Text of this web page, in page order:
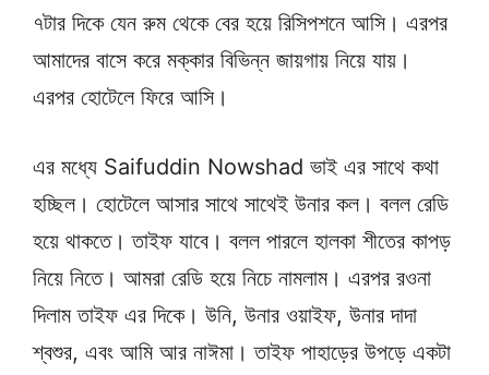
৭টার দিকে যেন রুম থেকে বের হয়ে রিসিপশনে আসি। এরপর
আমাদের বাসে করে মক্কার বিভিন্ন জায়গায় নিয়ে যায়।
এরপর হোটেলে ফিরে আসি।
এর মধ্যে Saifuddin Nowshad ভাই এর সাথে কথা
হচ্ছিল। হোটেলে আসার সাথে সাথেই উনার কল। বলল রেডি
হয়ে থাকতে। তাইফ যাবে। বলল পারলে হালকা শীতের কাপড়
নিয়ে নিতে। আমরা রেডি হয়ে নিচে নামলাম। এরপর রওনা
দিলাম তাইফ এর দিকে। উনি, উনার ওয়াইফ, উনার দাদা
শ্বশুর, এবং আমি আর নাঈমা। তাইফ পাহাড়ের উপড়ে একটা